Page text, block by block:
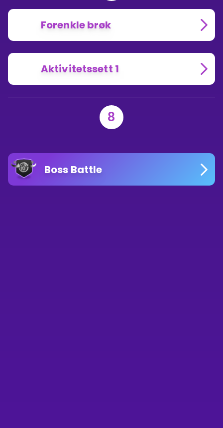
Forenkle brøk
Aktivitetssett 1
8
Boss Battle